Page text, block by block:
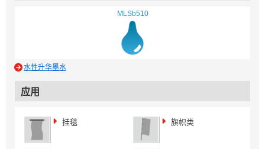
MLSb510
水性升华墨水
应用
挂毯 旗帜类